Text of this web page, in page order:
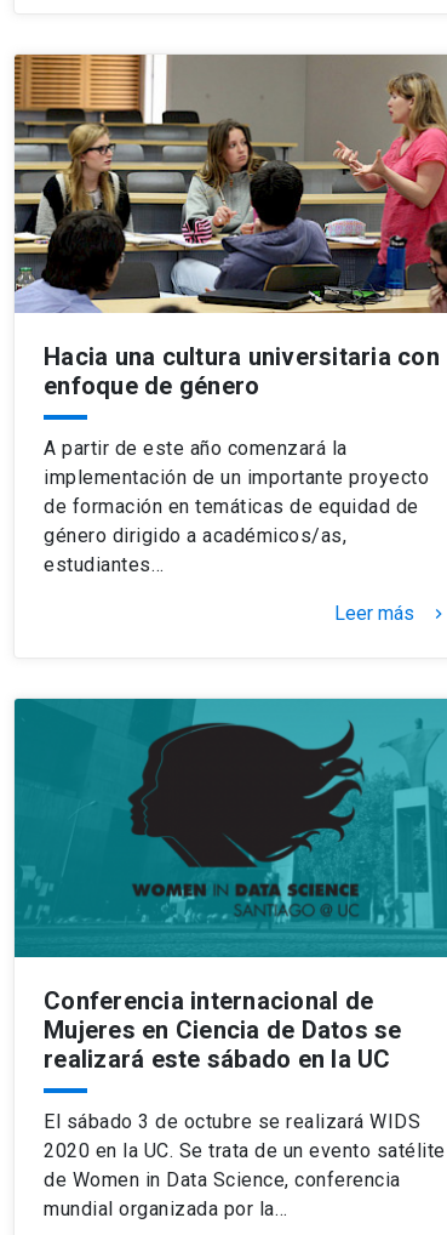
Hacia una cultura universitaria con
enfoque de género
A partir de este año comenzará la
implementación de un importante proyecto
de formación en temáticas de equidad de
género dirigido a académicos/as,
estudiantes…
Leer más keyboard_arrow_right
Conferencia internacional de
Mujeres en Ciencia de Datos se
realizará este sábado en la UC
El sábado 3 de octubre se realizará WIDS
2020 en la UC. Se trata de un evento satélite
de Women in Data Science, conferencia
mundial organizada por la…